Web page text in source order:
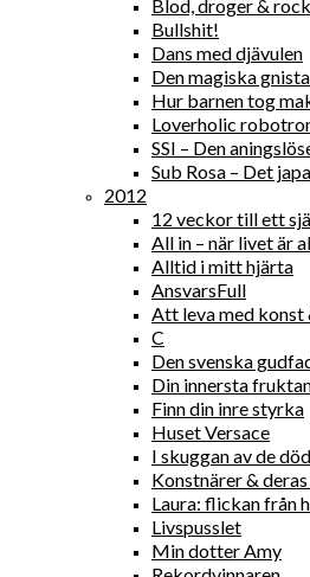
Blod, droger &
Bullshit!
Dans med djävulen
Den magiska
Hur barnen tog
Loverholic
SSI – Den
Sub Rosa – Det
2012
12 veckor till ett
All in – när livet är
Alltid i mitt hjärta
AnsvarsFull
Att leva med konst
C
Den svenska
Din innersta
Finn din inre styrka
Huset Versace
I skuggan av de
Konstnärer &
Laura: flickan från
Livspusslet
Min dotter Amy